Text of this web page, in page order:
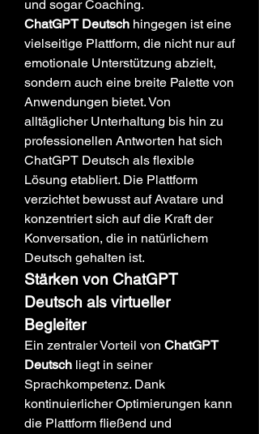
und sogar Coaching.
ChatGPT Deutsch hingegen ist eine
vielseitige Plattform, die nicht nur auf
emotionale Unterstützung abzielt,
sondern auch eine breite Palette von
Anwendungen bietet. Von
alltäglicher Unterhaltung bis hin zu
professionellen Antworten hat sich
ChatGPT Deutsch als flexible
Lösung etabliert. Die Plattform
verzichtet bewusst auf Avatare und
konzentriert sich auf die Kraft der
Konversation, die in natürlichem
Deutsch gehalten ist.
Stärken von ChatGPT
Deutsch als virtueller
Begleiter
Ein zentraler Vorteil von ChatGPT
Deutsch liegt in seiner
Sprachkompetenz. Dank
kontinuierlicher Optimierungen kann
die Plattform fließend und